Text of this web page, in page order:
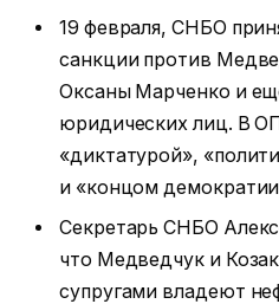
19 февраля, СНБО
санкции против
Оксаны Марченко и
юридических лиц. В
«диктатурой»,
и «концом
Секретарь СНБО
что Медведчук и
супругами владеют